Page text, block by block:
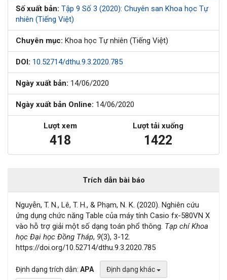
bên
bài
viết
Số xuất bản: Tập 9 Số 3 (2020): Chuyên san Khoa học Tự
nhiên (Tiếng Việt)
Chuyên mục: Khoa học Tự nhiên (Tiếng Việt)
DOI: 10.52714/dthu.9.3.2020.785
Ngày xuất bản: 14/06/2020
Ngày xuất bản Online: 14/06/2020
Lượt xem
418
Lượt tải xuống
1422
Trích dẫn bài báo
Nguyễn, T. N., Lê, T. H., & Phạm, N. K. (2020). Nghiên cứu
ứng dụng chức năng Table của máy tính Casio fx-580VN X
vào hỗ trợ giải một số dạng toán phổ thông. Tạp chí Khoa
học Đại học Đồng Tháp, 9(3), 3-12.
https://doi.org/10.52714/dthu.9.3.2020.785
Định dạng trích dẫn: APA Định dạng khác